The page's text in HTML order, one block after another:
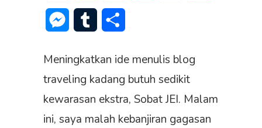
Messenger
Tumblr
Meningkatkan ide menulis blog
traveling kadang butuh sedikit
kewarasan ekstra, Sobat JEI. Malam
ini, saya malah kebanjiran gagasan